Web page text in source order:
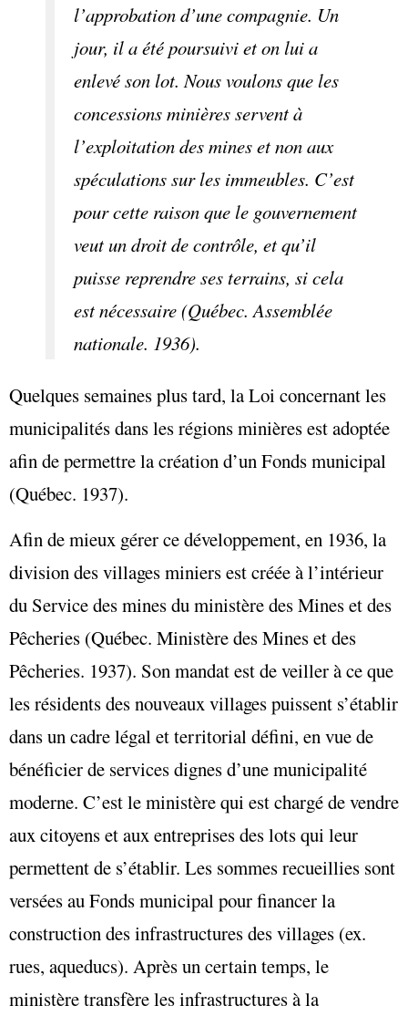
l’approbation d’une compagnie. Un
jour, il a été poursuivi et on lui a
enlevé son lot. Nous voulons que les
concessions minières servent à
l’exploitation des mines et non aux
spéculations sur les immeubles. C’est
pour cette raison que le gouvernement
veut un droit de contrôle, et qu’il
puisse reprendre ses terrains, si cela
est nécessaire (Québec. Assemblée
nationale. 1936).
Quelques semaines plus tard, la Loi concernant les
municipalités dans les régions minières est adoptée
afin de permettre la création d’un Fonds municipal
(Québec. 1937).
Afin de mieux gérer ce développement, en 1936, la
division des villages miniers est créée à l’intérieur
du Service des mines du ministère des Mines et des
Pêcheries (Québec. Ministère des Mines et des
Pêcheries. 1937). Son mandat est de veiller à ce que
les résidents des nouveaux villages puissent s’établir
dans un cadre légal et territorial défini, en vue de
bénéficier de services dignes d’une municipalité
moderne. C’est le ministère qui est chargé de vendre
aux citoyens et aux entreprises des lots qui leur
permettent de s’établir. Les sommes recueillies sont
versées au Fonds municipal pour financer la
construction des infrastructures des villages (ex.
rues, aqueducs). Après un certain temps, le
ministère transfère les infrastructures à la